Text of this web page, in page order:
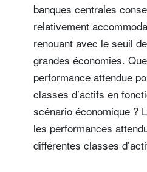
banques centrales
relativement
renouant avec le seuil
grandes économies.
performance attendue
classes d’actifs en
scénario économique ?
les performances
différentes classes